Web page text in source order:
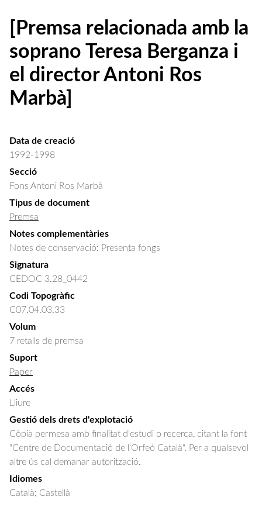
[Premsa relacionada amb la
soprano Teresa Berganza i
el director Antoni Ros
Marbà]
Data de creació
1992-1998
Secció
Fons Antoni Ros Marbà
Tipus de document
Premsa
Notes complementàries
Notes de conservació: Presenta fongs
Signatura
CEDOC 3.28_0442
Codi Topogràfic
C07.04.03.33
Volum
7 retalls de premsa
Suport
Paper
Accés
Lliure
Gestió dels drets d'explotació
Còpia permesa amb finalitat d'estudi o recerca, citant la font
"Centre de Documentació de l’Orfeó Català". Per a qualsevol
altre ús cal demanar autorització.
Idiomes
Català; Castellà